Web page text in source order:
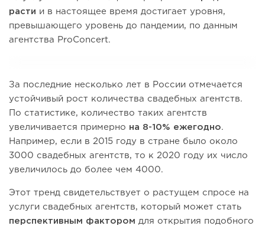
расти и в настоящее время достигает уровня,
превышающего уровень до пандемии, по данным
агентства ProConcert.
За последние несколько лет в России отмечается
устойчивый рост количества свадебных агентств.
По статистике, количество таких агентств
увеличивается примерно на 8-10% ежегодно.
Например, если в 2015 году в стране было около
3000 свадебных агентств, то к 2020 году их число
увеличилось до более чем 4000.
Этот тренд свидетельствует о растущем спросе на
услуги свадебных агентств, который может стать
перспективным фактором для открытия подобного